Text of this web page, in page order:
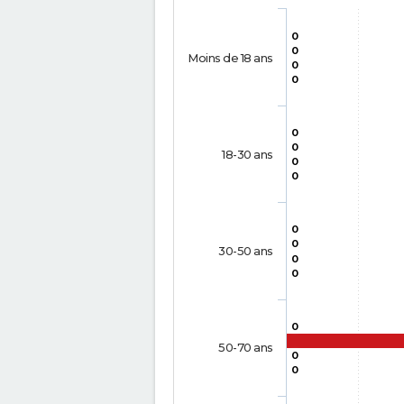
0
0
0
0
0
0
0
0
0
0
0
0
0
0
0
Moins de 18 ans
18-30 ans
30-50 ans
50-70 ans